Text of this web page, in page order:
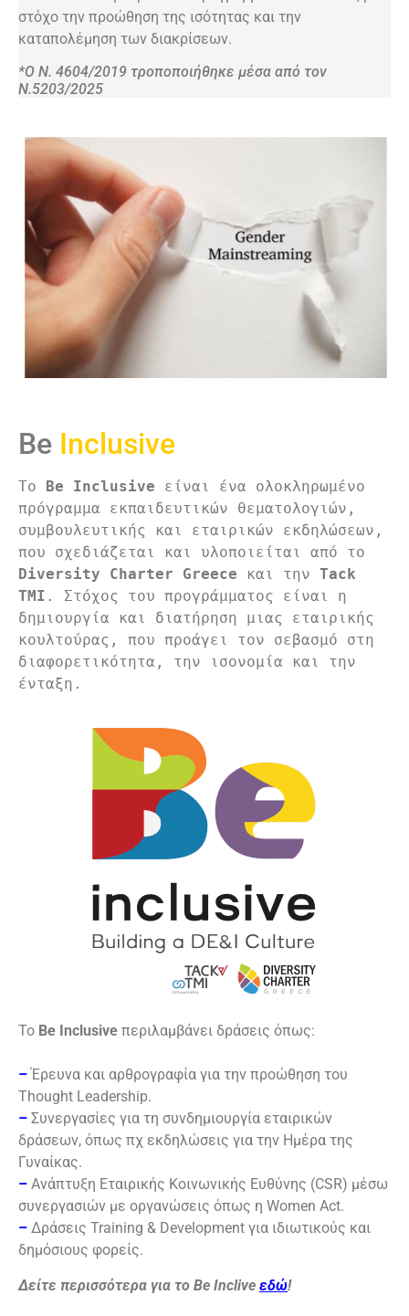
στόχο την προώθηση της ισότητας και την
καταπολέμηση των διακρίσεων.
*Ο Ν. 4604/2019 τροποποιήθηκε μέσα από τον
Ν.5203/2025
Be Inclusive
Το Be Inclusive είναι ένα ολοκληρωμένο
πρόγραμμα εκπαιδευτικών θεματολογιών,
συμβουλευτικής και εταιρικών εκδηλώσεων,
Diversity Charter Greece και την Tack
TMI . Στόχος του προγράμματος είναι η
δημιουργία και διατήρηση μιας εταιρικής
κουλτούρας, που προάγει τον σεβασμό στη
διαφορετικότητα, την ισονομία και την
ένταξη.
Το Be Inclusive περιλαμβάνει δράσεις όπως:
–Έρευνα και αρθρογραφία για την προώθηση του
Thought Leadership.
– Συνεργασίες για τη συνδημιουργία εταιρικών
δράσεων, όπως πχ εκδηλώσεις για την Ημέρα της
Γυναίκας.
– Ανάπτυξη Εταιρικής Κοινωνικής Ευθύνης (CSR) μέσω
συνεργασιών με οργανώσεις όπως η Women Act.
– Δράσεις Training & Development για ιδιωτικούς και
δημόσιους φορείς.
Δείτε περισσότερα για το Be Inclive εδώ!